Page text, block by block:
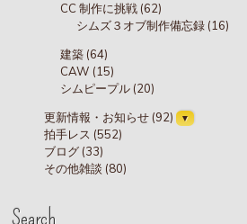
CC 制作に挑戦 (62)
シムズ３オブ制作備忘録 (16)
建築 (64)
CAW (15)
シムピープル (20)
更新情報・お知らせ (92)
拍手レス (552)
ブログ (33)
その他雑談 (80)
Search